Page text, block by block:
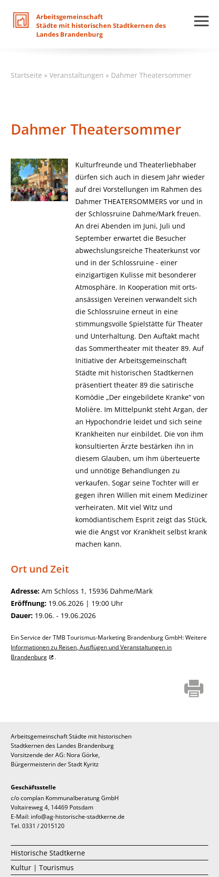
Arbeitsgemeinschaft
Städte mit historischen Stadtkernen des
Landes Brandenburg
Startseite »Veranstaltungen » Dahmer Theatersommer
Dahmer Theatersommer
Kulturfreunde und Theaterliebhaber
dürfen sich auch in diesem Jahr wieder
auf drei Vorstellungen im Rahmen des
Dahmer THEATERSOMMERS vor und in
der Schlossruine Dahme/Mark freuen.
An drei Abenden im Juni, Juli und
September erwartet die Besucher
abwechslungsreiche Theaterkunst vor
und in der Schlossruine - einer
einzigartigen Kulisse mit besonderer
Atmosphäre. In Kooperation mit orts-
ansässigen Vereinen verwandelt sich
die Schlossruine erneut in eine
stimmungsvolle Spielstätte für Theater
und Unterhaltung. Den Auftakt macht
das Sommertheater mit theater 89. Auf
Initiative der Arbeitsgemeinschaft
Städte mit historischen Stadtkernen
präsentiert theater 89 die satirische
Komödie „Der eingebildete Kranke“ von
Molière. Im Mittelpunkt steht Argan, der
an Hypochondrie leidet und sich seine
Krankheiten nur einbildet. Die von ihm
konsultierten Ärzte bestärken ihn in
diesem Glauben, um ihm überteuerte
und unnötige Behandlungen zu
verkaufen. Sogar seine Tochter will er
gegen ihren Willen mit einem Mediziner
verheiraten. Mit viel Witz und
komödiantischem Esprit zeigt das Stück,
wie die Angst vor Krankheit selbst krank
machen kann.
Ort und Zeit
Adresse: Am Schloss 1, 15936 Dahme/Mark
Eröffnung: 19.06.2026 | 19:00 Uhr
Dauer: 19.06. - 19.06.2026
Ein Service der TMB Tourismus-Marketing Brandenburg GmbH: Weitere
Informationen zu Reisen, Ausflügen und Veranstaltungen in
Brandenburg
.
Arbeitsgemeinschaft Städte mit historischen
Stadtkernen des Landes Brandenburg
Vorsitzende der AG: Nora Görke,
Bürgermeisterin der Stadt Kyritz
Geschäftsstelle
c/o complan Kommunalberatung GmbH
Voltaireweg 4, 14469 Potsdam
E-Mail: info@ag-historische-stadtkerne.de
Tel. 0331 / 2015120
Historische Stadtkerne
Kultur | Tourismus